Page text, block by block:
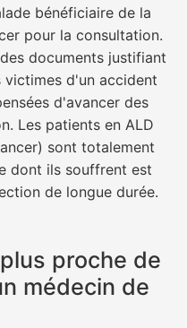
bénéficiaire de la
pour la consultation.
documents justifiant
victimes d'un accident
d'avancer des
Les patients en ALD
sont totalement
dont ils souffrent est
de longue durée.
proche de
médecin de